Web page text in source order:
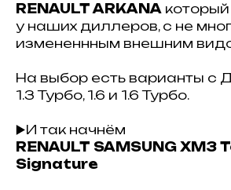
RENAULT ARKANA
у наших диллеров, с не
измененнным внешним
На выбор есть варианты с
1.3 Турбо, 1.6 и 1.6 Турбо.
▶️И так начнём
RENAULT SAMSUNG XM3
Signature